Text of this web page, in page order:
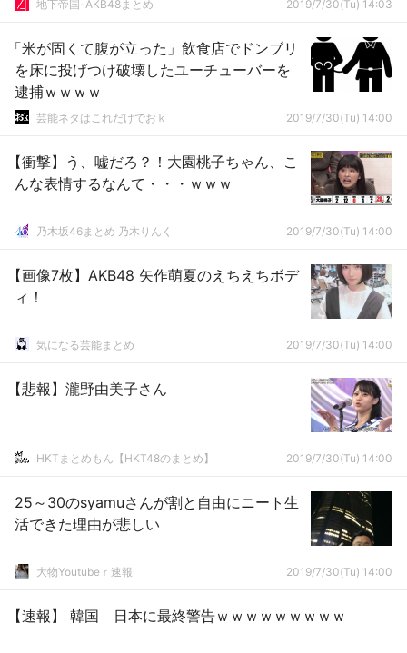
地下帝国-AKB48まとめ 2019/7/30(Tu) 14:03
「米が固くて腹が立った」飲食店でドンブリ
を床に投げつけ破壊したユーチューバーを
逮捕ｗｗｗｗ
芸能ネタはこれだけでおｋ 2019/7/30(Tu) 14:00
【衝撃】う、嘘だろ？！大園桃子ちゃん、こ
んな表情するなんて・・・ｗｗｗ
乃木坂46まとめ 乃木りんく 2019/7/30(Tu) 14:00
【画像7枚】AKB48 矢作萌夏のえちえちボデ
ィ！
気になる芸能まとめ 2019/7/30(Tu) 14:00
【悲報】瀧野由美子さん
HKTまとめもん【HKT48のまとめ】 2019/7/30(Tu) 14:00
25～30のsyamuさんが割と自由にニート生
活できた理由が悲しい
大物Youtubeｒ速報 2019/7/30(Tu) 14:00
【速報】 韓国 日本に最終警告ｗｗｗｗｗｗｗｗｗ